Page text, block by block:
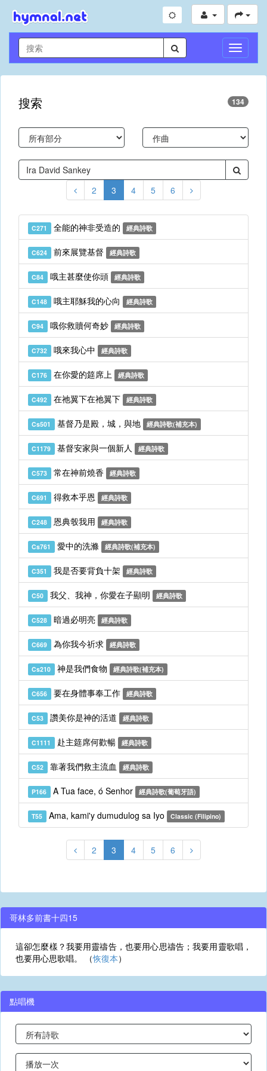
切
換
導
搜索 134
2 3 4 5 6
C271 全能的神非受造的 經典詩歌
C624 前來展覽基督 經典詩歌
C84 哦主甚麼使你頭 經典詩歌
C148 哦主耶穌我的心向 經典詩歌
C94 哦你救贖何奇妙 經典詩歌
C732 哦來我心中 經典詩歌
C176 在你愛的筵席上 經典詩歌
C492 在祂翼下在祂翼下 經典詩歌
Cs501 基督乃是殿，城，與地 經典詩歌(補充本)
C1179 基督安家與一個新人 經典詩歌
C573 常在神前燒香 經典詩歌
C691 得救本乎恩 經典詩歌
C248 恩典彀我用 經典詩歌
Cs761 愛中的洗滌 經典詩歌(補充本)
C351 我是否要背負十架 經典詩歌
C50 我父、我神，你愛在子顯明 經典詩歌
C528 暗過必明亮 經典詩歌
C669 為你我今祈求 經典詩歌
Cs210 神是我們食物 經典詩歌(補充本)
C656 要在身體事奉工作 經典詩歌
C53 讚美你是神的活道 經典詩歌
C1111 赴主筵席何歡暢 經典詩歌
C52 靠著我們救主流血 經典詩歌
P166 A Tua face, ó Senhor 經典詩歌(葡萄牙語)
T55 Ama, kami'y dumudulog sa Iyo Classic (Filipino)
2 3 4 5 6
哥林多前書十四15
這卻怎麼樣？我要用靈禱告，也要用心思禱告；我要用靈歌唱，
也要用心思歌唱。 （恢復本）
點唱機